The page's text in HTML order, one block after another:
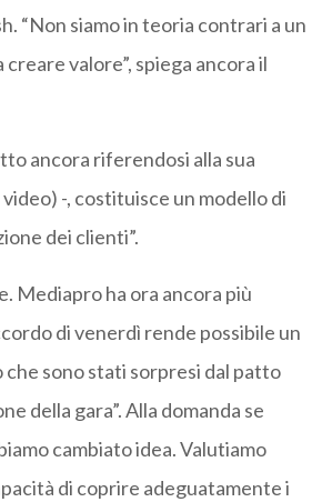
“Non siamo in teoria contrari a un
valore”, spiega ancora il
ancora riferendosi alla sua
-, costituisce un modello di
dei clienti”.
Mediapro ha ora ancora più
di venerdì rende possibile un
sono stati sorpresi dal patto
della gara”. Alla domanda se
cambiato idea. Valutiamo
di coprire adeguatamente i